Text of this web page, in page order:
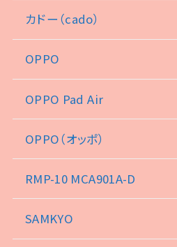
カドー（cado）
OPPO
OPPO Pad Air
OPPO（オッポ）
RMP-10 MCA901A-D
SAMKYO